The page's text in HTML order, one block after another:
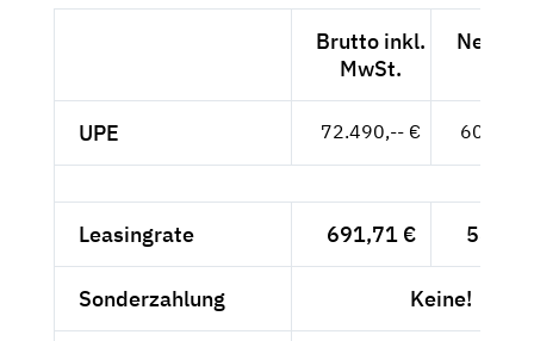
Brutto inkl.
MwSt.
Netto
UPE 72.490,-- €
Leasingrate 691,71 €
Sonderzahlung Keine!